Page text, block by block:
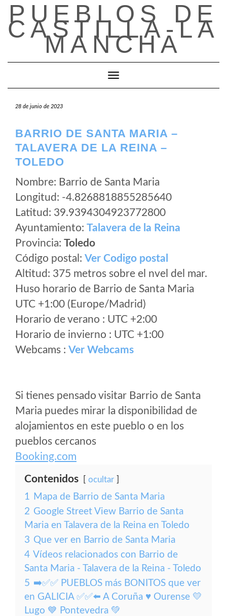
Saltar
contenido
PUEBLOS DE
CASTILLA-LA
MANCHA
Cambiar modo de navegación
28 de junio de 2023
BARRIO DE SANTA MARIA –
TALAVERA DE LA REINA –
TOLEDO
Nombre: Barrio de Santa Maria
Longitud: -4.8268818855285640
Latitud: 39.9394304923772800
Ayuntamiento: Talavera de la Reina
Provincia: Toledo
Código postal: Ver Codigo postal
Altitud: 375 metros sobre el nvel del mar.
Huso horario de Barrio de Santa Maria
UTC +1:00 (Europe/Madrid)
Horario de verano : UTC +2:00
Horario de invierno : UTC +1:00
Webcams : Ver Webcams
Si tienes pensado visitar Barrio de Santa
Maria puedes mirar la disponibilidad de
alojamientos en este pueblo o en los
pueblos cercanos
Booking.com
Contenidos ocultar
1 Mapa de Barrio de Santa Maria
2 Google Street View Barrio de Santa
Maria en Talavera de la Reina en Toledo
3 Que ver en Barrio de Santa Maria
4 Vídeos relacionados con Barrio de
Santa Maria - Talavera de la Reina - Toledo
5 ➡️✅✅ PUEBLOS más BONITOS que ver
en GALICIA ✅✅⬅️ A Coruña ♥️ Ourense 💛
Lugo 💙 Pontevedra 💚